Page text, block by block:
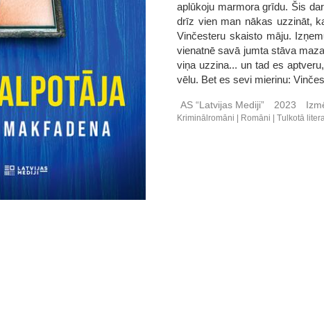
aplūkoju marmora grīdu. Šis
drīz vien man nākas uzzināt,
Vinčesteru skaisto māju.
vienatnē savā jumta stāva
viņa uzzina... un tad es
vēlu. Bet es sevi mierinu:
AS “Latvijas Mediji” 2023
Kriminālromāni Romāni Tulkotā